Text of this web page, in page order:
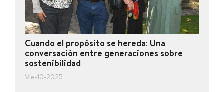
Cuando el propósito se hereda: Una
conversación entre generaciones sobre
sostenibilidad
Vie-10-2025